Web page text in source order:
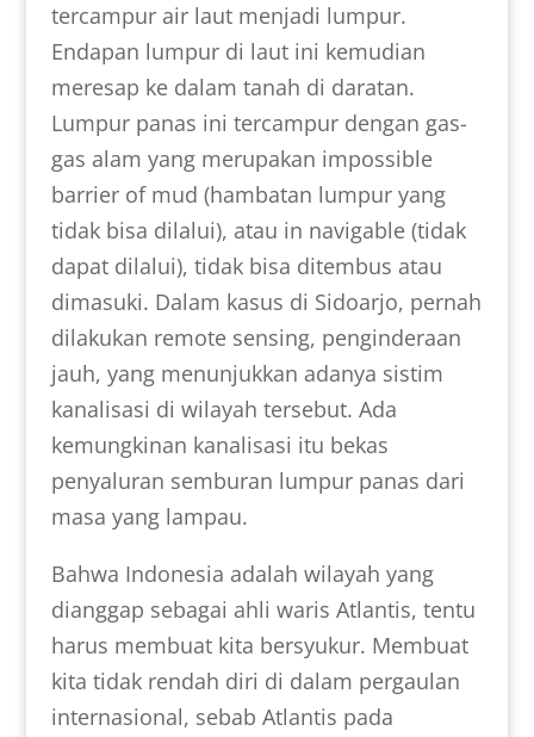
tercampur air laut menjadi lumpur.
Endapan lumpur di laut ini kemudian
meresap ke dalam tanah di daratan.
Lumpur panas ini tercampur dengan gas-
gas alam yang merupakan impossible
barrier of mud (hambatan lumpur yang
tidak bisa dilalui), atau in navigable (tidak
dapat dilalui), tidak bisa ditembus atau
dimasuki. Dalam kasus di Sidoarjo, pernah
dilakukan remote sensing, penginderaan
jauh, yang menunjukkan adanya sistim
kanalisasi di wilayah tersebut. Ada
kemungkinan kanalisasi itu bekas
penyaluran semburan lumpur panas dari
masa yang lampau.
Bahwa Indonesia adalah wilayah yang
dianggap sebagai ahli waris Atlantis, tentu
harus membuat kita bersyukur. Membuat
kita tidak rendah diri di dalam pergaulan
internasional, sebab Atlantis pada